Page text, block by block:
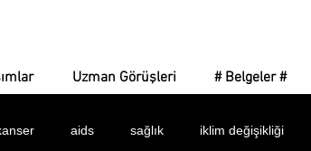
Uzman Görüşleri # Belgeler #
aids sağlık iklim değişikliği